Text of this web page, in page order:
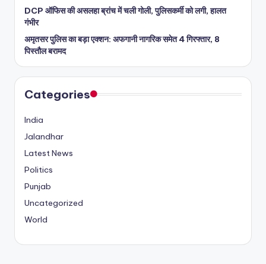
DCP ऑफिस की असलहा ब्रांच में चली गोली, पुलिसकर्मी को लगी, हालत
गंभीर
अमृतसर पुलिस का बड़ा एक्शन: अफगानी नागरिक समेत 4 गिरफ्तार, 8
पिस्तौल बरामद
Categories
India
Jalandhar
Latest News
Politics
Punjab
Uncategorized
World